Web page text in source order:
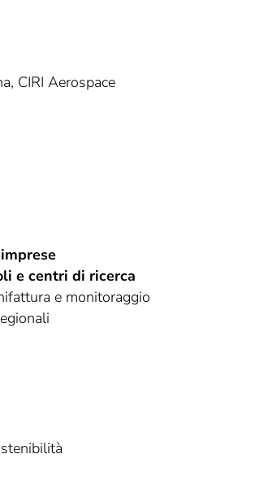
CIRI Aerospace
e centri di ricerca
e monitoraggio